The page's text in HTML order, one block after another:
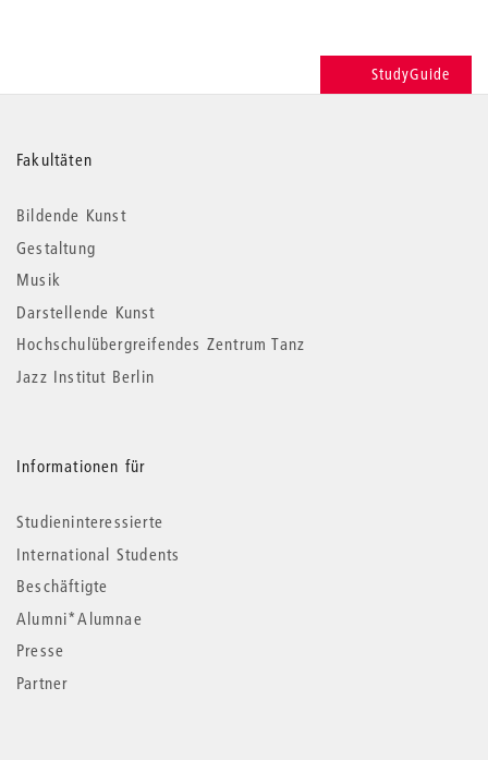
StudyGuide
Weitere
Informationen
Fakultäten
Bildende Kunst
Gestaltung
Musik
Darstellende Kunst
Hochschulübergreifendes Zentrum Tanz
Jazz Institut Berlin
Informationen für
Studieninteressierte
International Students
Beschäftigte
Alumni*Alumnae
Presse
Partner